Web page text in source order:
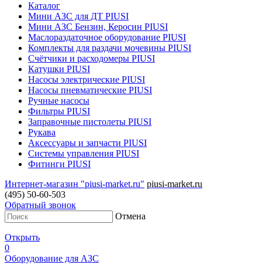
Каталог
Мини АЗС для ДТ PIUSI
Мини АЗС Бензин, Керосин PIUSI
Маслораздаточное оборудование PIUSI
Комплекты для раздачи мочевины PIUSI
Счётчики и расходомеры PIUSI
Катушки PIUSI
Насосы электрические PIUSI
Насосы пневматические PIUSI
Ручные насосы
Фильтры PIUSI
Заправочные пистолеты PIUSI
Рукава
Аксессуары и запчасти PIUSI
Системы управления PIUSI
Фитинги PIUSI
Интернет-магазин "piusi-market.ru" piusi-market.ru
(495) 50-60-503
Обратный звонок
Отмена
Открыть
0
Оборудование для АЗС